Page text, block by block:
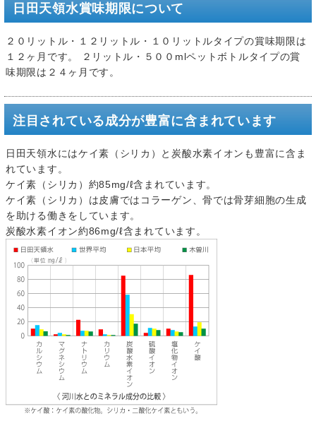
日田天領水賞味期限について
２０リットル・１２リットル・１０リットルタイプの賞味期限は
１２ヶ月です。 ２リットル・５００mlペットボトルタイプの賞
味期限は２４ヶ月です。
注目されている成分が豊富に含まれています
日田天領水にはケイ素（シリカ）と炭酸水素イオンも豊富に含ま
れています。
ケイ素（シリカ）約85mg/ℓ含まれています。
ケイ素（シリカ）は皮膚ではコラーゲン、骨では骨芽細胞の生成
を助ける働きをしています。
炭酸水素イオン約86mg/ℓ含まれています。